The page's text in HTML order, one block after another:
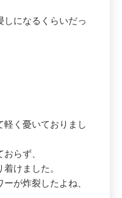
しになるくらいだっ
軽く憂いておりまし
らず、
けました。
が炸裂したよね、